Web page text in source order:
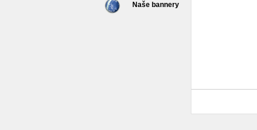
Naše bannery